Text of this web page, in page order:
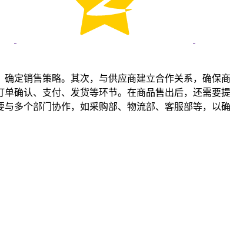
定销售策略。其次，与供应商建立合作关系，确保
确认、支付、发货等环节。在商品售出后，还需要
多个部门协作，如采购部、物流部、客服部等，以确